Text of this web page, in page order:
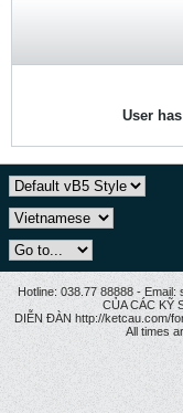
User
Hotline: 038.77 88888 -
CỦA CÁC KỸ
DIỄN ĐÀN http://ketcau.com/
All times